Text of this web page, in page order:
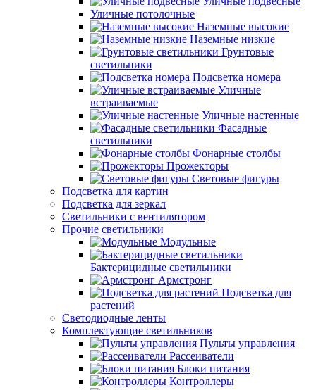
Уличные потолочные
Наземные высокие
Наземные низкие
Грунтовые
светильники
Подсветка номера
Уличные
встраиваемые
Уличные настенные
Фасадные
светильники
Фонарные столбы
Прожекторы
Световые фигуры
Подсветка для картин
Подсветка для зеркал
Светильники с вентилятором
Прочие светильники
Модульные
Бактерицидные светильники
Армстронг
Подсветка для
растений
Светодиодные ленты
Комплектующие светильников
Пульты управления
Рассеиватели
Блоки питания
Контроллеры